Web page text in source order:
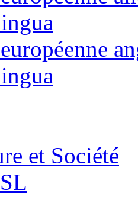
et Société